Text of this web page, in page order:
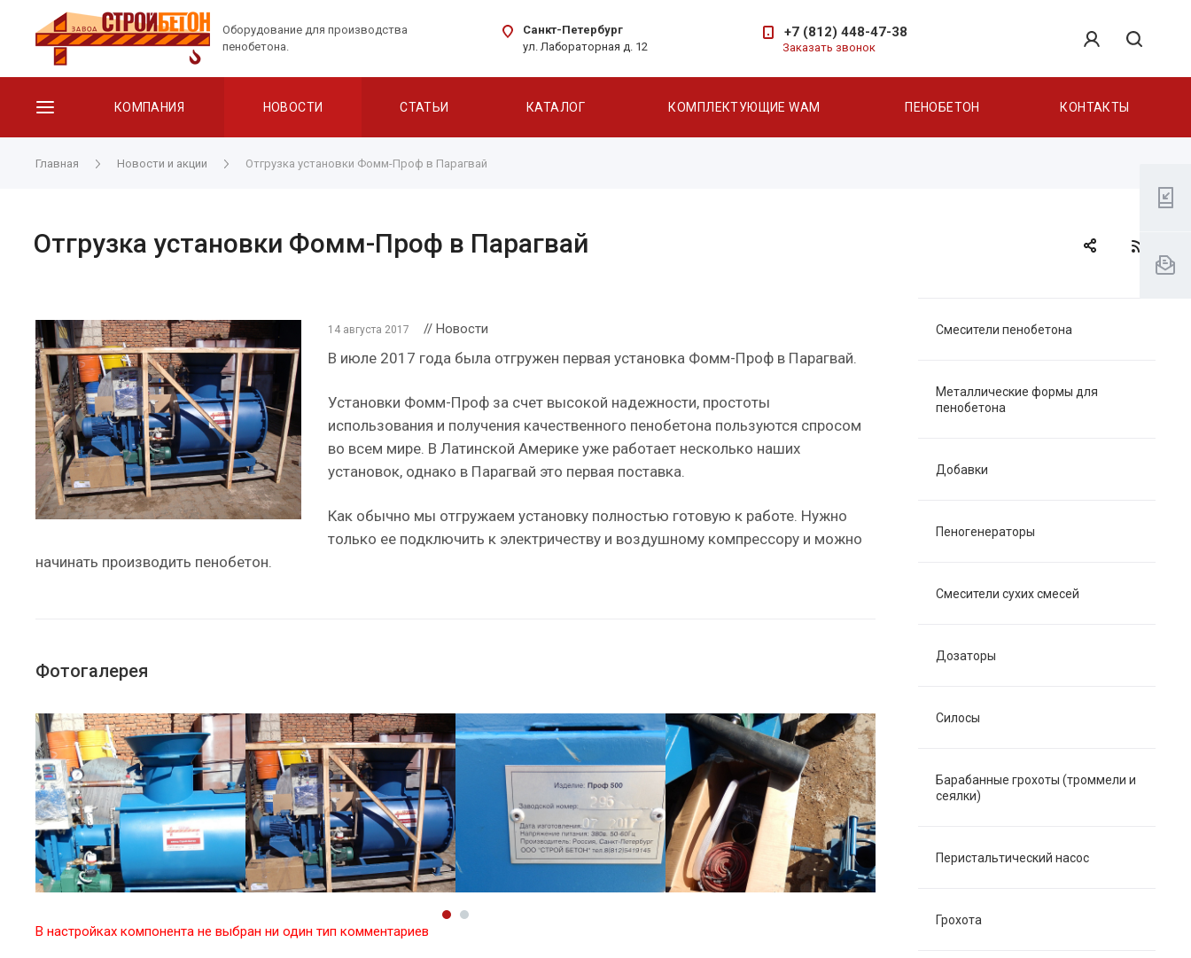
Оборудование для производства
пенобетона.
Санкт-Петербург
ул. Лабораторная д. 12
+7 (812) 448-47-38
Заказать звонок
КОМПАНИЯ НОВОСТИ СТАТЬИ КАТАЛОГ КОМПЛЕКТУЮЩИЕ WAM ПЕНОБЕТОН КОНТАКТЫ
Главная Новости и акции Отгрузка установки Фомм-Проф в Парагвай
Отгрузка установки Фомм-Проф в Парагвай
14 августа 2017 // Новости
В июле 2017 года была отгружен первая установка Фомм-Проф в Парагвай.
Установки Фомм-Проф за счет высокой надежности, простоты
использования и получения качественного пенобетона пользуются спросом
во всем мире. В Латинской Америке уже работает несколько наших
установок, однако в Парагвай это первая поставка.
Как обычно мы отгружаем установку полностью готовую к работе. Нужно
только ее подключить к электричеству и воздушному компрессору и можно
начинать производить пенобетон.
Фотогалерея
В настройках компонента не выбран ни один тип комментариев
Смесители пенобетона
Металлические формы для
пенобетона
Добавки
Пеногенераторы
Смесители сухих смесей
Дозаторы
Силосы
Барабанные грохоты (троммели и
сеялки)
Перистальтический насос
Грохота